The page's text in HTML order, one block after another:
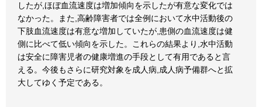
したが,ほぼ血流速度は増加傾向を示したが有意な変化では
なかった。また,高齢障害者では全例において水中活動後の
下肢血流速度は有意な増加していたが,患側の血流速度は健
側に比べて低い傾向を示した。これらの結果より,水中活動
は安全に障害児者の健康増進の手段として有用であると言
える。今後もさらに研究対象を成人病,成人病予備群へと拡
大してゆく予定である。